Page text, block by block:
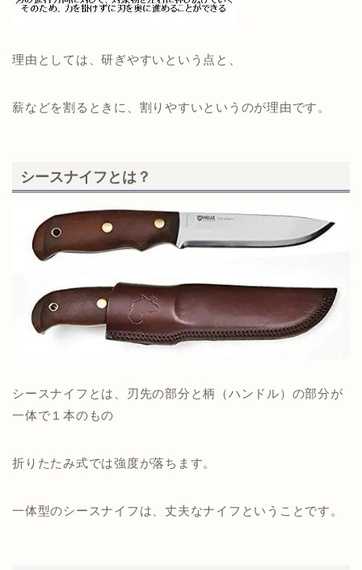
理由としては、研ぎやすいという点と、
薪などを割るときに、割りやすいというのが理由です。
シースナイフとは？
シースナイフとは、刃先の部分と柄（ハンドル）の部分が
一体で１本のもの
折りたたみ式では強度が落ちます。
一体型のシースナイフは、丈夫なナイフということです。